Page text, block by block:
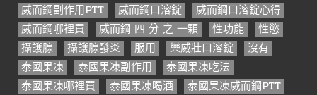
威而鋼副作用PTT
威而鋼口溶錠
威而鋼口溶錠心得
威而鋼哪裡買
威而鋼 四 分 之 一顆 性功能
性慾
攝護腺
攝護腺發炎 服用 樂威壯口溶錠
沒有
泰國果凍
泰國果凍副作用
泰國果凍吃法
泰國果凍哪裡買
泰國果凍喝酒
泰國果凍威而鋼PTT